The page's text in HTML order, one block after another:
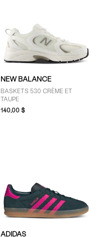
NEW BALANCE
BASKETS 530 CRÈME ET
TAUPE
140,00 $
ADIDAS